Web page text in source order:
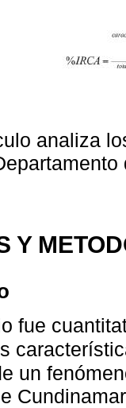
analiza
Y
fue
un